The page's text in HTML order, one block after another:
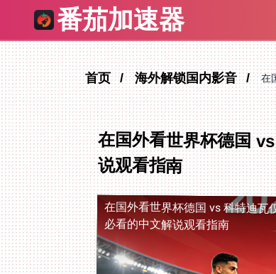
番茄加速器
首页 海外解锁国内影音 在
在国外看世界杯德国
说观看指南
在国外看世界杯德国 vs 科特迪瓦
必看的中文解说观看指南